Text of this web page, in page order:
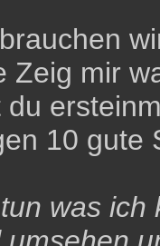
Zeig mir
du
10 gute
was ich